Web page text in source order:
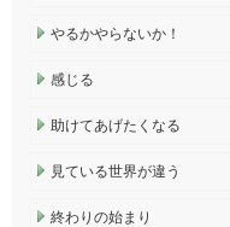
やるかやらないか！
感じる
助けてあげたくなる
見ている世界が違う
終わりの始まり